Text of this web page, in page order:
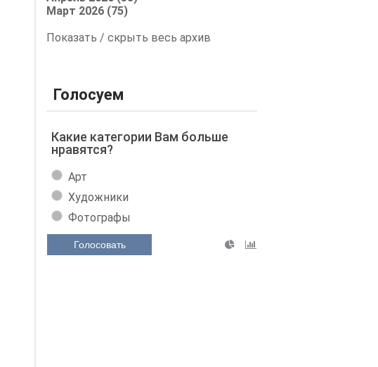
Март 2026 (75)
Показать / скрыть весь архив
Голосуем
Какие категории Вам больше
нравятся?
Арт
Художники
Фотографы
Голосовать